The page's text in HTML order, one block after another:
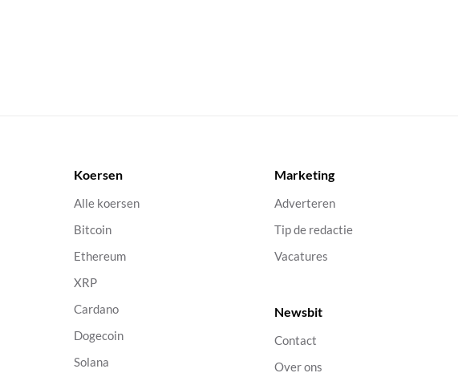
Koersen
Alle koersen
Bitcoin
Ethereum
XRP
Cardano
Dogecoin
Solana
Marketing
Adverteren
Tip de redactie
Vacatures
Newsbit
Contact
Over ons